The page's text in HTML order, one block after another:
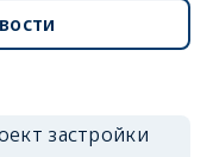
застройки